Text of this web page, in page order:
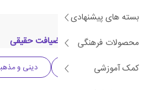
بسته های پیشنهادی
محصولات فرهنگی
کمک آموزشی
دسته بندی های کتاب ضیافت حقیقی
ادبیات واقع گرایانه دینی و